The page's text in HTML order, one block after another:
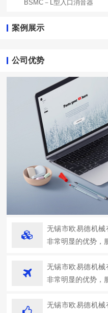
BSMC－L型入口消音器
案例展示
公司优势
无锡市欧易德机
非常明显的优势，
无锡市欧易德机
非常明显的优势，
无锡市欧易德机